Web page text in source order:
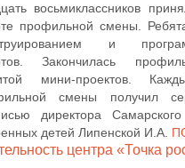
восьмиклассников
профильной смены.
и
Закончилась
мини-проектов.
смены получил
директора
детей Липенской И.А.
центра «Точка